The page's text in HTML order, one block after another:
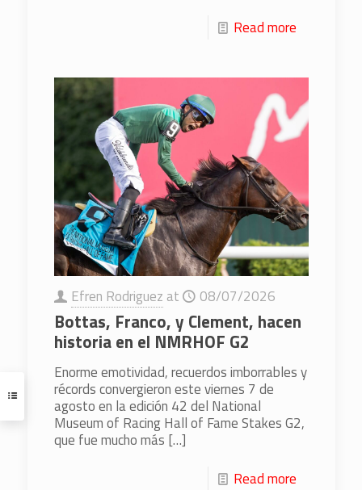
Read more
Efren Rodriguez at 08/07/2026
Bottas, Franco, y Clement, hacen
historia en el NMRHOF G2
Enorme emotividad, recuerdos imborrables y
récords convergieron este viernes 7 de
agosto en la edición 42 del National
Museum of Racing Hall of Fame Stakes G2,
que fue mucho más […]
Read more